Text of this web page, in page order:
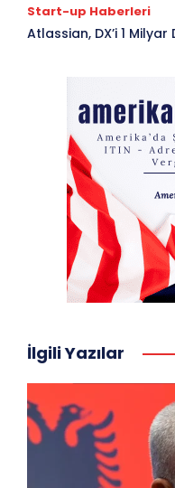
Start-up Haberleri
Atlassian, DX’i 1
İlgili Yazılar